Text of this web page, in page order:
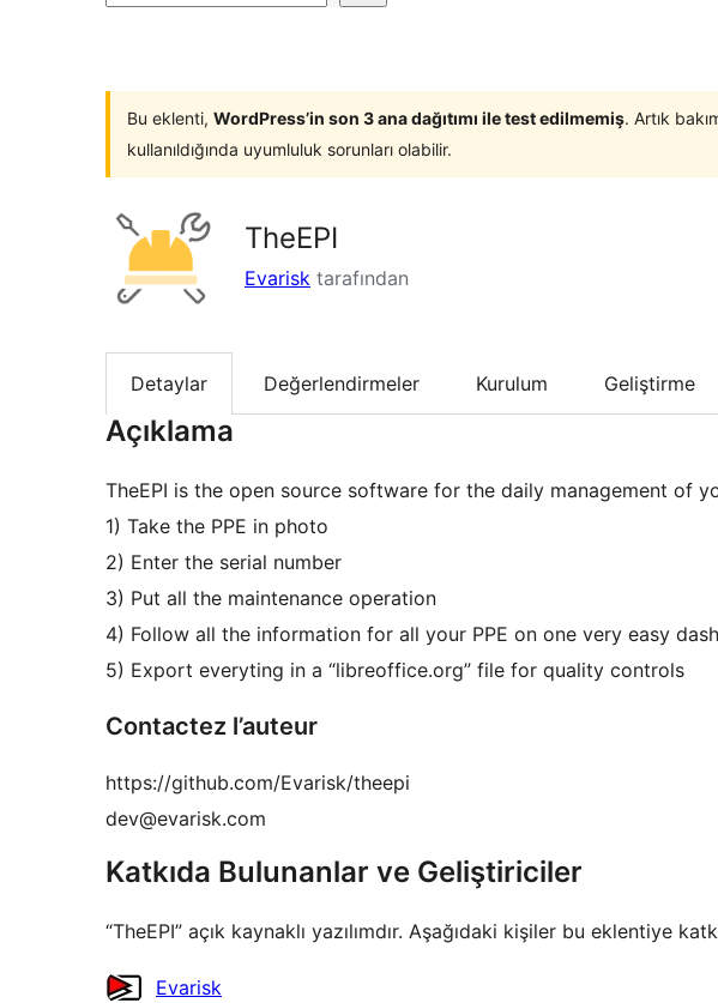
Bu eklenti, WordPress’in son 3 ana dağıtımı ile test edilmemiş. Artık
kullanıldığında uyumluluk sorunları olabilir.
TheEPI
Evarisk tarafından
Detaylar Değerlendirmeler Kurulum Geliştirme
Açıklama
TheEPI is the open source software for the daily management of
1) Take the PPE in photo
2) Enter the serial number
3) Put all the maintenance operation
4) Follow all the information for all your PPE on one very easy
5) Export everyting in a “libreoffice.org” file for quality controls
Contactez l’auteur
https://github.com/Evarisk/theepi
dev@evarisk.com
Katkıda Bulunanlar ve Geliştiriciler
“TheEPI” açık kaynaklı yazılımdır. Aşağıdaki kişiler bu eklentiye
KatkıdaEvarisk